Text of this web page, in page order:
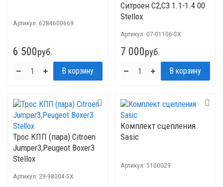
Артикул: 6284600669
6 500руб.
Ситроен C2,C3 1.1-1.4 00
Stellox
Артикул: 07-01106-SX
7 000руб.
Трос КПП (пара) Citroen
Jumper3,Peugeot Boxer3
Stellox
Артикул: 29-98004-SX
Комплект сцепления
Sasic
Артикул: 5100029